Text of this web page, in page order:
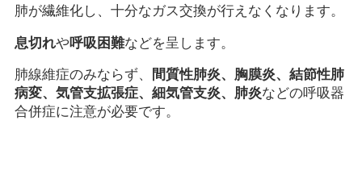
肺が繊維化し、十分なガス交換が行えなくなります。
息切れや呼吸困難などを呈します。
肺線維症のみならず、
間質性肺炎、胸膜炎、結節性肺
病変、気管支拡張症、細気管支炎、肺炎などの呼吸器
合併症に注意が必要です。